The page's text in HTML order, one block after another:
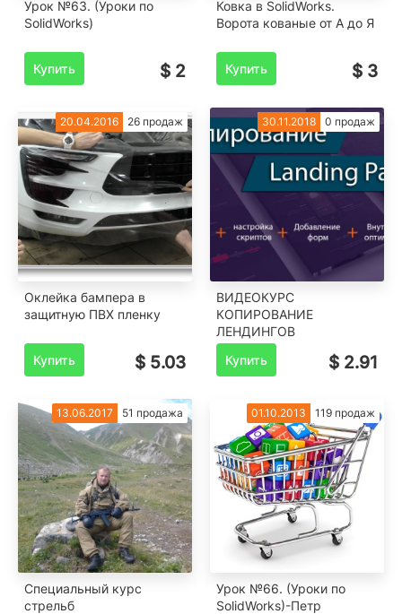
Урок №63. (Уроки по
SolidWorks)
Купить $ 2
Ковка в SolidWorks.
Ворота кованые от А до Я
Купить $ 3
20.04.2016 26 продаж
Оклейка бампера в
защитную ПВХ пленку
Купить $ 5.03
30.11.2018 0 продаж
ВИДЕОКУРС
КОПИРОВАНИЕ
ЛЕНДИНГОВ
Купить
$ 2.91
13.06.2017 51 продажа
Специальный курс
стрельб
01.10.2013 119 продаж
Урок №66. (Уроки по
SolidWorks)-Петр